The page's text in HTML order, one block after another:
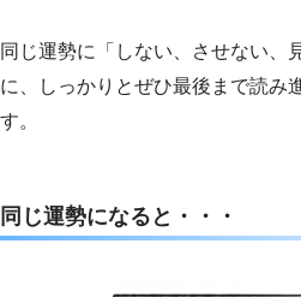
同じ運勢に「しない、させない、
に、しっかりとぜひ最後まで読み
す。
同じ運勢になると・・・